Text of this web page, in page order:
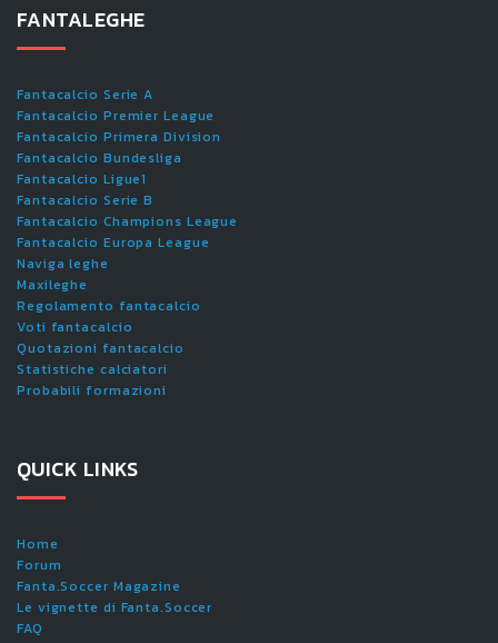
FANTALEGHE
Fantacalcio Serie A
Fantacalcio Premier League
Fantacalcio Primera Division
Fantacalcio Bundesliga
Fantacalcio Ligue1
Fantacalcio Serie B
Fantacalcio Champions League
Fantacalcio Europa League
Naviga leghe
Maxileghe
Regolamento fantacalcio
Voti fantacalcio
Quotazioni fantacalcio
Statistiche calciatori
Probabili formazioni
QUICK LINKS
Home
Forum
Fanta.Soccer Magazine
Le vignette di Fanta.Soccer
FAQ